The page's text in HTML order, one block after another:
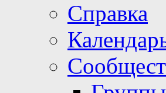
Справка